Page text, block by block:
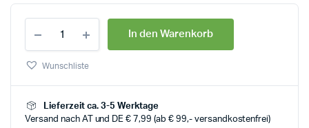
In den Warenkorb
Wunschliste
Lieferzeit ca. 3-5 Werktage
Versand nach AT und DE € 7,99 (ab € 99,- versandkostenfrei)